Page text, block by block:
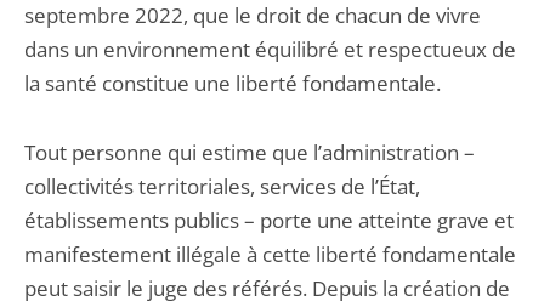
septembre 2022, que le droit de chacun de vivre
dans un environnement équilibré et respectueux de
la santé constitue une liberté fondamentale.
Tout personne qui estime que l’administration –
collectivités territoriales, services de l’État,
établissements publics – porte une atteinte grave et
manifestement illégale à cette liberté fondamentale
peut saisir le juge des référés. Depuis la création de